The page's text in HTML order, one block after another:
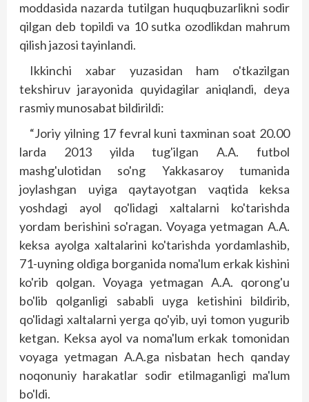
moddasida nazarda tutilgan huquqbuzarlikni sodir
qilgan deb topildi va 10 sutka ozodlikdan mahrum
qilish jazosi tayinlandi.
Ikkinchi xabar yuzasidan ham o'tkazilgan
tekshiruv jarayonida quyidagilar aniqlandi, deya
rasmiy munosabat bildirildi:
“Joriy yilning 17 fevral kuni taxminan soat 20.00
larda 2013 yilda tug'ilgan A.A. futbol
mashg'ulotidan so'ng Yakkasaroy tumanida
joylashgan uyiga qaytayotgan vaqtida keksa
yoshdagi ayol qo'lidagi xaltalarni ko'tarishda
yordam berishini so'ragan. Voyaga yetmagan A.A.
keksa ayolga xaltalarini ko'tarishda yordamlashib,
71-uyning oldiga borganida noma'lum erkak kishini
ko'rib qolgan. Voyaga yetmagan A.A. qorong'u
bo'lib qolganligi sababli uyga ketishini bildirib,
qo'lidagi xaltalarni yerga qo'yib, uyi tomon yugurib
ketgan. Keksa ayol va noma'lum erkak tomonidan
voya­­ga yetmagan A.A.ga nisbatan hech qanday
noqonuniy harakatlar sodir etilmaganligi ma'lum
bo'ldi.